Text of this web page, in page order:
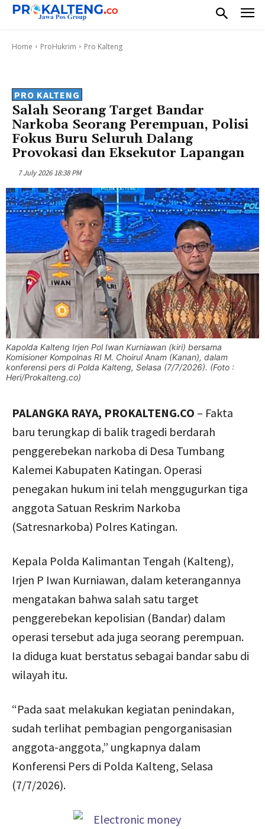
Home ProHukrim Pro Kalteng
PRO KALTENG
Salah Seorang Target Bandar
Narkoba Seorang Perempuan, Polisi
Fokus Buru Seluruh Dalang
Provokasi dan Eksekutor Lapangan
7 July 2026 18:38 PM
Kapolda Kalteng Irjen Pol Iwan Kurniawan (kiri) bersama
Komisioner Kompolnas RI M. Choirul Anam (Kanan), dalam
konferensi pers di Polda Kalteng, Selasa (7/7/2026). (Foto :
Heri/Prokalteng.co)
PALANGKA RAYA, PROKALTENG.CO – Fakta
baru terungkap di balik tragedi berdarah
penggerebekan narkoba di Desa Tumbang
Kalemei Kabupaten Katingan. Operasi
penegakan hukum ini telah menggugurkan tiga
anggota Satuan Reskrim Narkoba
(Satresnarkoba) Polres Katingan.
Kepala Polda Kalimantan Tengah (Kalteng),
Irjen P Iwan Kurniawan, dalam keterangannya
mengatakan bahwa salah satu target
penggerebekan kepolisian (Bandar) dalam
operasi tersebut ada juga seorang perempuan.
Ia diduga kuat berstatus sebagai bandar sabu di
wilayah itu.
“Pada saat melakukan kegiatan penindakan,
sudah terlihat pembagian pengorganisasian
anggota-anggota,” ungkapnya dalam
Konferensi Pers di Polda Kalteng, Selasa
(7/7/2026).